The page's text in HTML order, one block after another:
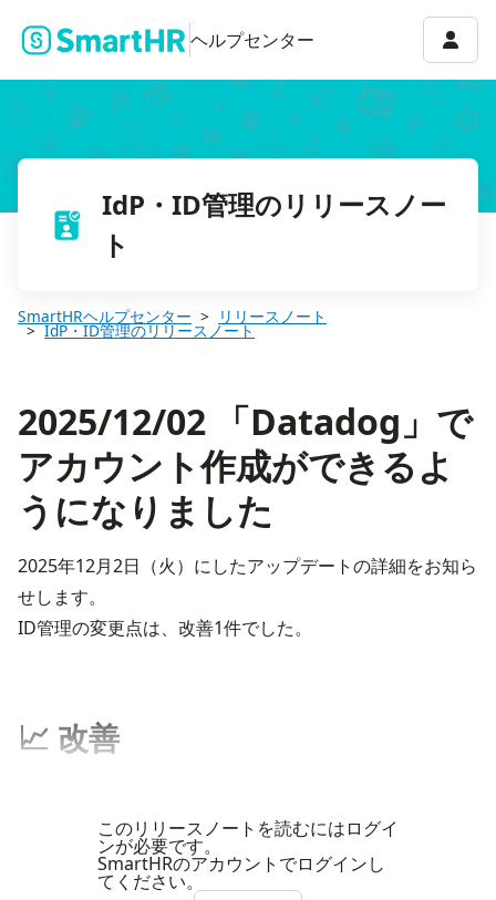
ヘルプセンター アカ
IdP・ID管理のリリースノー
ト
SmartHRヘルプセンター リリースノート
IdP・ID管理のリリースノート
2025/12/02 「Datadog」で
アカウント作成ができるよ
うになりました
2025年12月2日（火）にしたアップデートの詳細をお知ら
せします。
ID管理の変更点は、改善1件でした。
📈 改善
このリリースノートを読むにはログイ
ンが必要です。
SmartHRのアカウントでログインし
てください。